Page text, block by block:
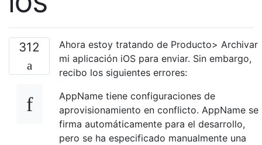
312
Ahora estoy tratando de Producto> Archivar
mi aplicación iOS para enviar. Sin embargo,
recibo los siguientes errores:
AppName tiene configuraciones de
aprovisionamiento en conflicto. AppName se
firma automáticamente para el desarrollo,
pero se ha especificado manualmente una